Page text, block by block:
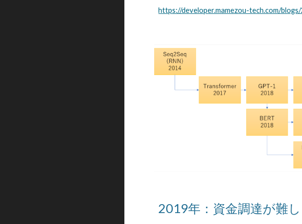
https://developer.mamezou-tech.com/
2019年：資金調達が難